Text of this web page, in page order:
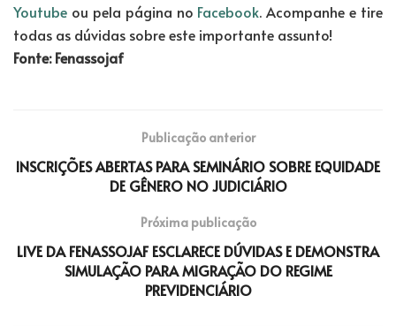
Youtube ou pela página no Facebook. Acompanhe e tire
todas as dúvidas sobre este importante assunto!
Fonte: Fenassojaf
Publicação anterior
INSCRIÇÕES ABERTAS PARA SEMINÁRIO SOBRE EQUIDADE
DE GÊNERO NO JUDICIÁRIO
Próxima publicação
LIVE DA FENASSOJAF ESCLARECE DÚVIDAS E DEMONSTRA
SIMULAÇÃO PARA MIGRAÇÃO DO REGIME
PREVIDENCIÁRIO